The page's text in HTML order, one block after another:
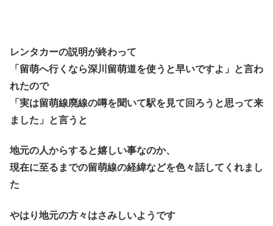
レンタカーの説明が終わって
「留萌へ行くなら深川留萌道を使うと早いですよ」と言わ
れたので
「実は留萌線廃線の噂を聞いて駅を見て回ろうと思って来
ました」と言うと
地元の人からすると嬉しい事なのか、
現在に至るまでの留萌線の経緯などを色々話してくれまし
た
やはり地元の方々はさみしいようです